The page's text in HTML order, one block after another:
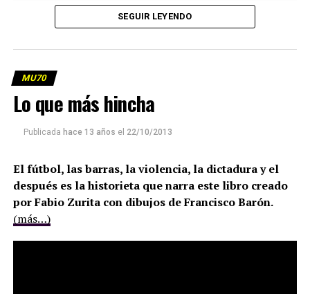
SEGUIR LEYENDO
MU70
Lo que más hincha
Publicada hace 13 años el 22/10/2013
El fútbol, las barras, la violencia, la dictadura y el
después es la historieta que narra este libro creado
por Fabio Zurita con dibujos de Francisco Barón.
(más…)